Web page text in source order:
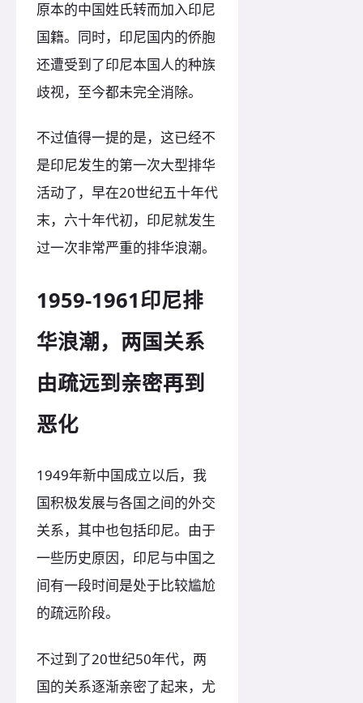
原本的中国姓氏转而加入印尼
国籍。同时，印尼国内的侨胞
还遭受到了印尼本国人的种族
歧视，至今都未完全消除。
不过值得一提的是，这已经不
是印尼发生的第一次大型排华
活动了，早在20世纪五十年代
末，六十年代初，印尼就发生
过一次非常严重的排华浪潮。
1959-1961印尼排
华浪潮，两国关系
由疏远到亲密再到
恶化
1949年新中国成立以后，我
国积极发展与各国之间的外交
关系，其中也包括印尼。由于
一些历史原因，印尼与中国之
间有一段时间是处于比较尴尬
的疏远阶段。
不过到了20世纪50年代，两
国的关系逐渐亲密了起来，尤